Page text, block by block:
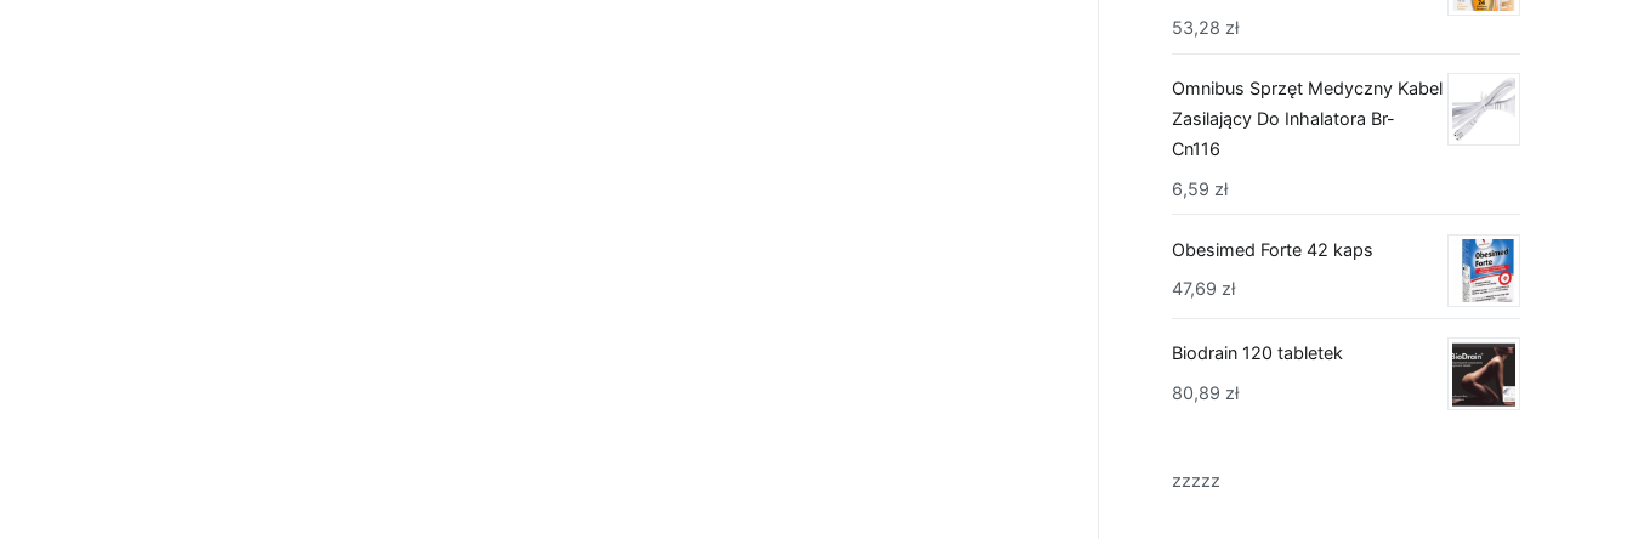
53,28 zł
Omnibus Sprzęt Medyczny Kabel
Zasilający Do Inhalatora Br-
Cn116
6,59 zł
Obesimed Forte 42 kaps
47,69 zł
Biodrain 120 tabletek
80,89 zł
zzzzz